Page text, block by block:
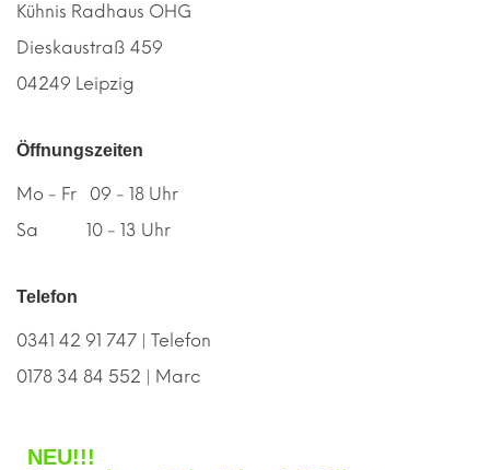
Kühnis Radhaus OHG
Dieskaustraß 459
04249 Leipzig
Öffnungszeiten
Mo - Fr 09 - 18 Uhr
Sa 10 - 13 Uhr
Telefon
0341 42 91 747 | Telefon
0178 34 84 552 | Marc
NEU!!!